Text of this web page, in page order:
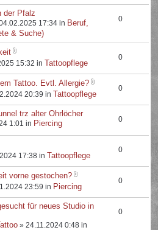
der Pfalz
17:34 in Beruf,
& Suche)
0
15:32 in Tattoopflege
0
Tattoo. Evtl. Allergie?
20:39 in Tattoopflege
0
trz alter Ohrlöcher
1:01 in Piercing 0
17:38 in Tattoopflege
0
vorne gestochen?
23:59 in Piercing
0
für neues Studio in
» 24.11.2024 0:48 in
0